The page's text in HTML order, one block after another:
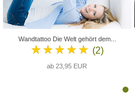
Wandtattoo Die Welt gehört dem...
★★★★★ (2)
ab 23,95 EUR